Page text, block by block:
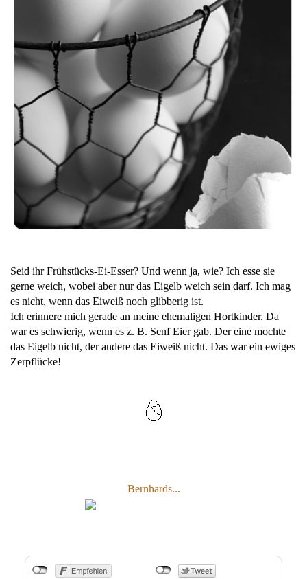
Seid ihr Frühstücks-Ei-Esser? Und wenn ja, wie? Ich esse sie
gerne weich, wobei aber nur das Eigelb weich sein darf. Ich mag
es nicht, wenn das Eiweiß noch glibberig ist.
Ich erinnere mich gerade an meine ehemaligen Hortkinder. Da
war es schwierig, wenn es z. B. Senf Eier gab. Der eine mochte
das Eigelb nicht, der andere das Eiweiß nicht. Das war ein ewiges
Zerpflücke!
Bernhards...